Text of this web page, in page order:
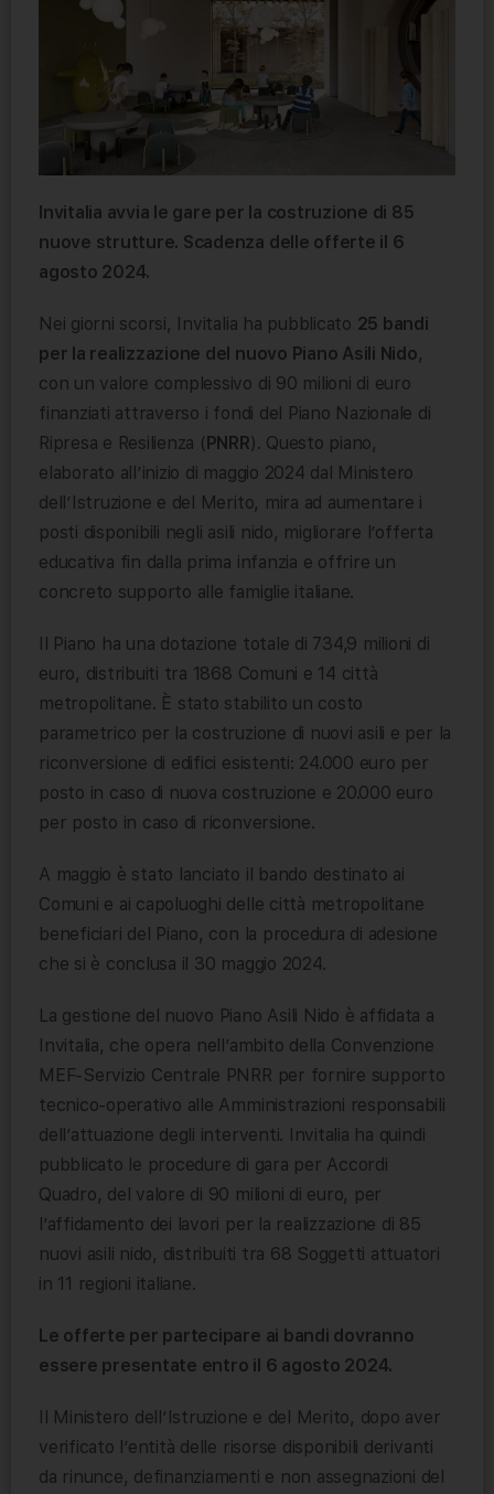
Invitalia avvia le gare per la costruzione di 85
nuove strutture. Scadenza delle offerte il 6
agosto 2024.
Nei giorni scorsi, Invitalia ha pubblicato 25 bandi
per la realizzazione del nuovo Piano Asili Nido,
con un valore complessivo di 90 milioni di euro
finanziati attraverso i fondi del Piano Nazionale di
Ripresa e Resilienza (PNRR). Questo piano,
elaborato all’inizio di maggio 2024 dal Ministero
dell’Istruzione e del Merito, mira ad aumentare i
posti disponibili negli asili nido, migliorare l’offerta
educativa fin dalla prima infanzia e offrire un
concreto supporto alle famiglie italiane.
Il Piano ha una dotazione totale di 734,9 milioni di
euro, distribuiti tra 1868 Comuni e 14 città
metropolitane. È stato stabilito un costo
parametrico per la costruzione di nuovi asili e per la
riconversione di edifici esistenti: 24.000 euro per
posto in caso di nuova costruzione e 20.000 euro
per posto in caso di riconversione.
A maggio è stato lanciato il bando destinato ai
Comuni e ai capoluoghi delle città metropolitane
beneficiari del Piano, con la procedura di adesione
che si è conclusa il 30 maggio 2024.
La gestione del nuovo Piano Asili Nido è affidata a
Invitalia, che opera nell’ambito della Convenzione
MEF-Servizio Centrale PNRR per fornire supporto
tecnico-operativo alle Amministrazioni responsabili
dell’attuazione degli interventi. Invitalia ha quindi
pubblicato le procedure di gara per Accordi
Quadro, del valore di 90 milioni di euro, per
l’affidamento dei lavori per la realizzazione di 85
nuovi asili nido, distribuiti tra 68 Soggetti attuatori
in 11 regioni italiane.
Le offerte per partecipare ai bandi dovranno
essere presentate entro il 6 agosto 2024.
Il Ministero dell’Istruzione e del Merito, dopo aver
verificato l’entità delle risorse disponibili derivanti
da rinunce, definanziamenti e non assegnazioni del